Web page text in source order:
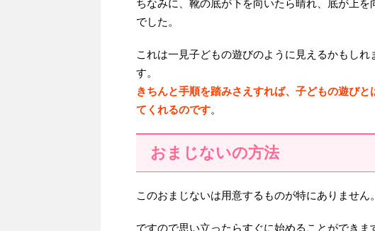
ちなみに、靴の底が下を向いたら晴れ、底が上
でした。
これは一見子どもの遊びのように見えるかもし
す。
きちんと手順を踏みさえすれば、子どもの遊び
てくれるのです。
おまじないの方法
このおまじないは用意するものが特にありません。
ですので思い立ったらすぐに始めることができま